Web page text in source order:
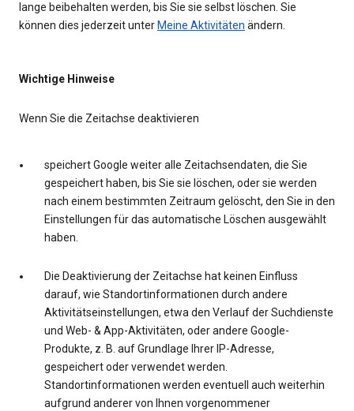
lange beibehalten werden, bis Sie sie selbst löschen. Sie
können dies jederzeit unter Meine Aktivitäten ändern.
Wichtige Hinweise
Wenn Sie die Zeitachse deaktivieren
speichert Google weiter alle Zeitachsendaten, die Sie
gespeichert haben, bis Sie sie löschen, oder sie werden
nach einem bestimmten Zeitraum gelöscht, den Sie in den
Einstellungen für das automatische Löschen ausgewählt
haben.
Die Deaktivierung der Zeitachse hat keinen Einfluss
darauf, wie Standortinformationen durch andere
Aktivitätseinstellungen, etwa den Verlauf der Suchdienste
und Web- & App-Aktivitäten, oder andere Google-
Produkte, z. B. auf Grundlage Ihrer IP-Adresse,
gespeichert oder verwendet werden.
Standortinformationen werden eventuell auch weiterhin
aufgrund anderer von Ihnen vorgenommener